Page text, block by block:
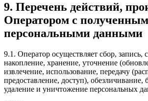
9. Перечень действий,
Оператором с
персональными данными
9.1. Оператор осуществляет сбор, запись,
накопление, хранение, уточнение
извлечение, использование, передачу
предоставление, доступ), обезличивание,
удаление и уничтожение персональных